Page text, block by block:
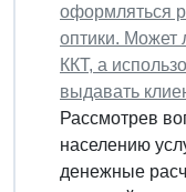
оформляться
оптики. Может
ККТ, а
выдавать
Рассмотрев
населению
денежные